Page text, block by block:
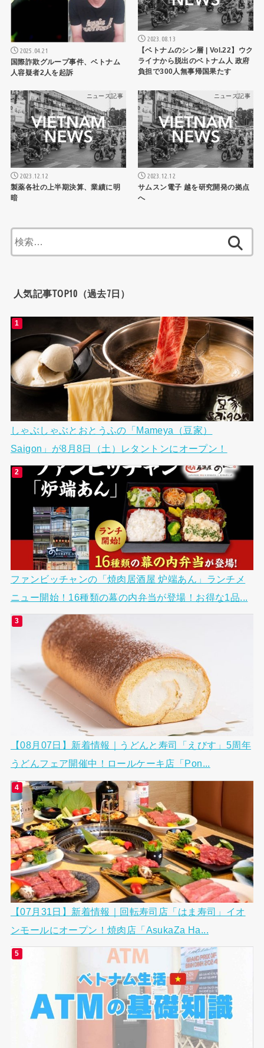
2025.04.21
国際詐欺グループ事件、ベトナム
人容疑者2人を起訴
2023.08.13
【ベトナムのシン層 | Vol.22】ウク
ライナから脱出のベトナム人 政府
負担で300人無事帰国果たす
ニュース記事
2023.12.12
製薬各社の上半期決算、業績に明
暗
ニュース記事
2023.12.12
サムスン電子 越を研究開発の拠点
へ
索:
人気記事TOP10（過去7日）
しゃぶしゃぶとおとうふの「Mameya（豆家）
Saigon」が8月8日（土）レタントンにオープン！
ファンビッチャンの「焼肉居酒屋 炉端あん」ランチメ
ニュー開始！16種類の幕の内弁当が登場！お得な1品...
【08月07日】新着情報｜うどんと寿司「えびす」5周年
うどんフェア開催中！ロールケーキ店「Pon...
【07月31日】新着情報｜回転寿司店「はま寿司」イオ
ンモールにオープン！焼肉店「AsukaZa Ha...